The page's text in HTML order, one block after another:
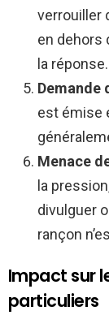
verrouiller
en dehors
la réponse.
Demande
est émise
Menace
la
divulguer
rançon
Impact sur
particuliers